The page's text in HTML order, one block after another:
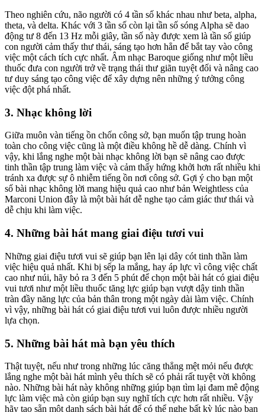
Theo nghiên cứu, não người có 4 tần số khác nhau như beta, alpha,
theta, và delta. Khác với 3 tần số còn lại tần số sóng Alpha sẽ dao
động tư 8 đến 13 Hz mỗi giây, tần số này được xem là tần số giúp
con người cảm thấy thư thái, sáng tạo hơn hẳn để bắt tay vào công
việc một cách tích cực nhất. Âm nhạc Baroque giống như một liều
thuốc đưa con người trở về trạng thái thư giãn tuyệt đối và nâng cao
tư duy sáng tạo công việc để xây dựng nên những ý tưởng công
việc đột phá nhất.
3. Nhạc không lời
Giữa muôn vàn tiếng ồn chốn công sở, bạn muốn tập trung hoàn
toàn cho công việc cũng là một điều không hề dễ dàng. Chính vì
vậy, khi lắng nghe một bài nhạc không lời bạn sẽ nâng cao được
tinh thần tập trung làm việc và cảm thấy hứng khởi hơn rất nhiều khi
tránh xa được sự ô nhiễm tiếng ồn nơi công sở. Gợi ý cho bạn một
số bài nhạc không lời mang hiệu quả cao như bản Weightless của
Marconi Union đây là một bài hát dễ nghe tạo cảm giác thư thái và
dễ chịu khi làm việc.
4. Những bài hát mang giai điệu tươi vui
Những giai điệu tươi vui sẽ giúp bạn lên lại dây cót tinh thần làm
việc hiệu quả nhất. Khi bị sếp la mắng, hay áp lực vì công việc chất
cao như núi, hãy bỏ ra 3 đến 5 phút để chọn một bài hát có giai điệu
vui tươi như một liều thuốc tăng lực giúp bạn vượt dậy tinh thần
tràn đầy năng lực của bản thân trong một ngày dài làm việc. Chính
vì vậy, những bài hát có giai điệu tươi vui luôn được nhiều người
lựa chọn.
5. Những bài hát mà bạn yêu thích
Thật tuyệt, nếu như trong những lúc căng thẳng mệt mỏi nếu được
lắng nghe một bài hát mình yêu thích sẽ có phải rất tuyệt vời không
nào. Những bài hát này không những giúp bạn tìm lại đam mê động
lực làm việc mà còn giúp bạn suy nghĩ tích cực hơn rất nhiều. Vậy
hãy tạo sẵn một danh sách bài hát để có thể nghe bất kỳ lúc nào bạn